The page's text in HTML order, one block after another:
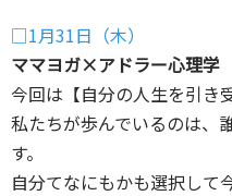
□1月31日（木）
ママヨガ×アドラー心理学
今回は【自分の人生を引き
私たちが歩んでいるのは、
す。
自分てなにもかも選択して